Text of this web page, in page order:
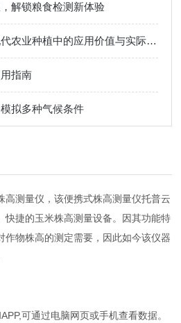
解锁粮食检测新体验
植物营养测定仪在现代农业种植中的应用价值与实际作用
指南
拟多种气候条件
高测量仪，该便携式株高测量仪托普云
快捷的玉米株高测量设备。因其功能特
作物株高的测定需要，因此如今该仪器
可通过电脑网页或手机查看数据。